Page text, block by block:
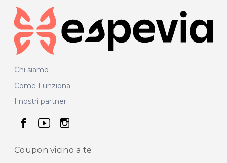
Chi siamo
Come Funziona
I nostri partner
seguici su facebook
seguici su youtube
seguici su instagram
Coupon vicino a te